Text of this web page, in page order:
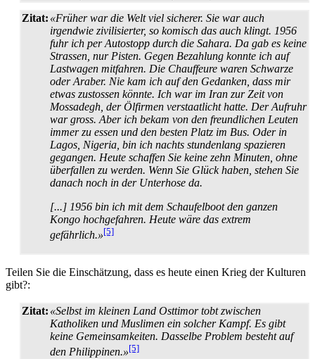
Zitat: «Früher war die Welt viel sicherer. Sie war auch
irgendwie zivilisierter, so komisch das auch klingt. 1956
fuhr ich per Autostopp durch die Sahara. Da gab es keine
Strassen, nur Pisten. Gegen Bezahlung konnte ich auf
Lastwagen mitfahren. Die Chauffeure waren Schwarze
oder Araber. Nie kam ich auf den Gedanken, dass mir
etwas zustossen könnte. Ich war im Iran zur Zeit von
Mossadegh, der Ölfirmen verstaatlicht hatte. Der Aufruhr
war gross. Aber ich bekam von den freundlichen Leuten
immer zu essen und den besten Platz im Bus. Oder in
Lagos, Nigeria, bin ich nachts stundenlang spazieren
gegangen. Heute schaffen Sie keine zehn Minuten, ohne
überfallen zu werden. Wenn Sie Glück haben, stehen Sie
danach noch in der Unterhose da.
[...] 1956 bin ich mit dem Schaufelboot den ganzen
Kongo hochgefahren. Heute wäre das extrem
gefährlich.»[5]
Teilen Sie die Einschätzung, dass es heute einen Krieg der Kulturen
gibt?:
Zitat: «Selbst im kleinen Land Osttimor tobt zwischen
Katholiken und Muslimen ein solcher Kampf. Es gibt
keine Gemein­sam­keiten. Dasselbe Problem besteht auf
den Philippinen.»[5]